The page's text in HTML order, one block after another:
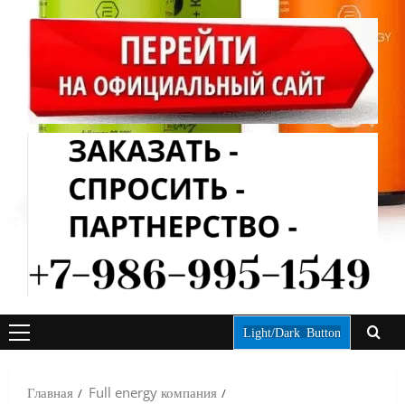
ОСНОВНОЕ
Light/Dark Button
Главная
Full energy компания